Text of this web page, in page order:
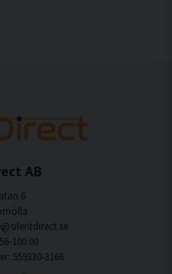
AB
6
100 00
559330-3166